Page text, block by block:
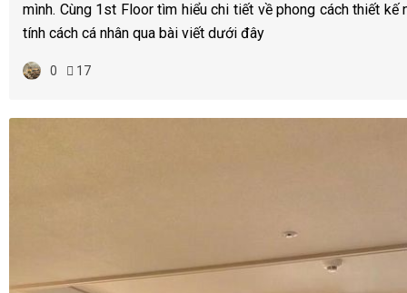
mình. Cùng 1st Floor tìm hiểu chi tiết về phong cách thiết kế
tính cách cá nhân qua bài viết dưới đây
0 17